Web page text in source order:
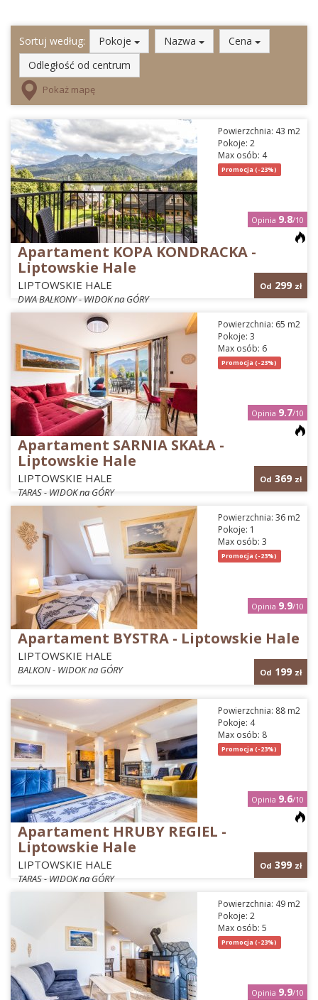
Sortuj według: Pokoje Nazwa
Cena
Odległość od centrum
Pokaż mapę
Wolne obiekty Zarezerwowane
Zajętość obiektów wyświetla się po wybraniu terminu pobytu.
Od 299 zł
Opinia 9.8/10
Powierzchnia: 43 m2
Pokoje: 2
Max osób: 4
Promocja (-23%)
Apartament KOPA KONDRACKA -
Liptowskie Hale
LIPTOWSKIE HALE
DWA BALKONY - WIDOK na GÓRY
Od 369 zł
Opinia 9.7/10
Powierzchnia: 65 m2
Pokoje: 3
Max osób: 6
Promocja (-23%)
Apartament SARNIA SKAŁA -
Liptowskie Hale
LIPTOWSKIE HALE
TARAS - WIDOK na GÓRY
Od 199 zł
Opinia 9.9/10
Powierzchnia: 36 m2
Pokoje: 1
Max osób: 3
Promocja (-23%)
Apartament BYSTRA - Liptowskie Hale
LIPTOWSKIE HALE
BALKON - WIDOK na GÓRY
Od 399 zł
Opinia 9.6/10
Powierzchnia: 88 m2
Pokoje: 4
Max osób: 8
Promocja (-23%)
Apartament HRUBY REGIEL -
Liptowskie Hale
LIPTOWSKIE HALE
TARAS - WIDOK na GÓRY
Opinia 9.9/10
Powierzchnia: 49 m2
Pokoje: 2
Max osób: 5
Promocja (-23%)